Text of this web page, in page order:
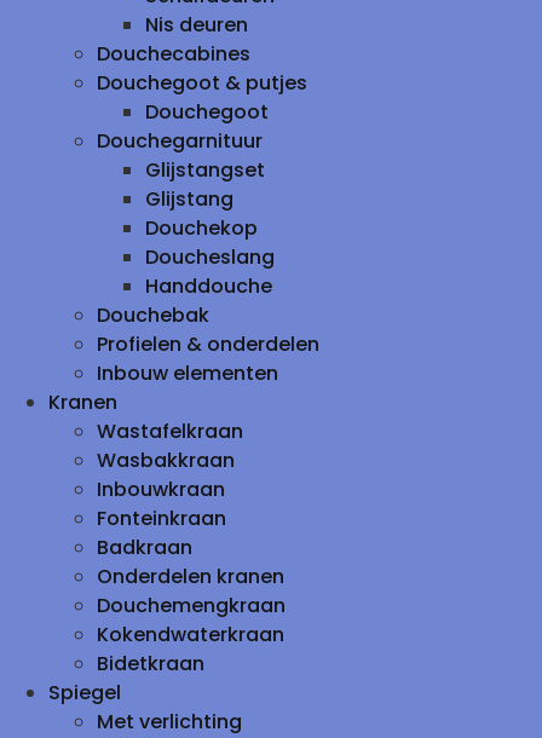
Nis deuren
Douchecabines
Douchegoot & putjes
Douchegoot
Douchegarnituur
Glijstangset
Glijstang
Douchekop
Doucheslang
Handdouche
Douchebak
Profielen & onderdelen
Inbouw elementen
Kranen
Wastafelkraan
Wasbakkraan
Inbouwkraan
Fonteinkraan
Badkraan
Onderdelen kranen
Douchemengkraan
Kokendwaterkraan
Bidetkraan
Spiegel
Met verlichting